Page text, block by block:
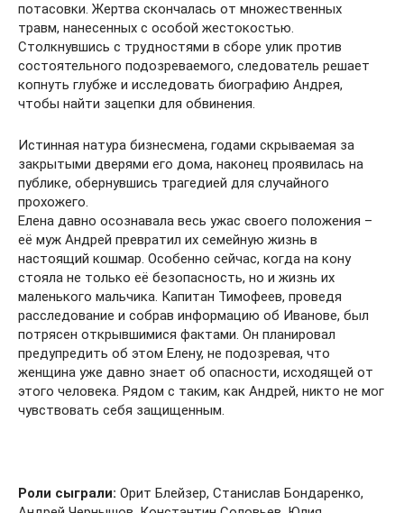
потасовки. Жертва скончалась от множественных
травм, нанесенных с особой жестокостью.
Столкнувшись с трудностями в сборе улик против
состоятельного подозреваемого, следователь решает
копнуть глубже и исследовать биографию Андрея,
чтобы найти зацепки для обвинения.
Истинная натура бизнесмена, годами скрываемая за
закрытыми дверями его дома, наконец проявилась на
публике, обернувшись трагедией для случайного
прохожего.
Елена давно осознавала весь ужас своего положения –
её муж Андрей превратил их семейную жизнь в
настоящий кошмар. Особенно сейчас, когда на кону
стояла не только её безопасность, но и жизнь их
маленького мальчика. Капитан Тимофеев, проведя
расследование и собрав информацию об Иванове, был
потрясен открывшимися фактами. Он планировал
предупредить об этом Елену, не подозревая, что
женщина уже давно знает об опасности, исходящей от
этого человека. Рядом с таким, как Андрей, никто не мог
чувствовать себя защищенным.
Роли сыграли: Орит Блейзер, Станислав Бондаренко,